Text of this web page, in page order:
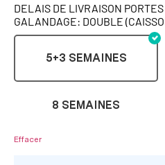
DELAIS DE LIVRAISON
GALANDAGE: DOUBLE
5+3 SEMAINES
8 SEMAINES
Effacer